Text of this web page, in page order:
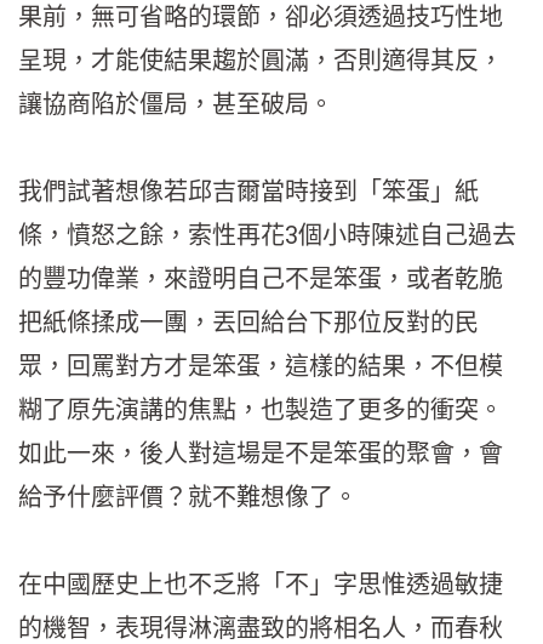
果前，無可省略的環節，卻必須透過技巧性地
呈現，才能使結果趨於圓滿，否則適得其反，
讓協商陷於僵局，甚至破局。
我們試著想像若邱吉爾當時接到「笨蛋」紙
條，憤怒之餘，索性再花3個小時陳述自己過去
的豐功偉業，來證明自己不是笨蛋，或者乾脆
把紙條揉成一團，丟回給台下那位反對的民
眾，回罵對方才是笨蛋，這樣的結果，不但模
糊了原先演講的焦點，也製造了更多的衝突。
如此一來，後人對這場是不是笨蛋的聚會，會
給予什麼評價？就不難想像了。
在中國歷史上也不乏將「不」字思惟透過敏捷
的機智，表現得淋漓盡致的將相名人，而春秋